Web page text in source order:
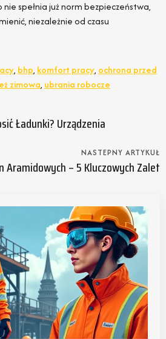
spełnia już norm bezpieczeństwa,
niezależnie od czasu
, bhp, komfort pracy, ochrona przed
zimowa, ubrania robocze
Ładunki? Urządzenia
NASTEPNY ARTYKUŁ
Aramidowych – 5 Kluczowych Zalet